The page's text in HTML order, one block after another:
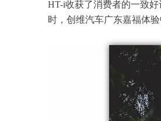
HT-i收获了消费者的一致
时，创维汽车广东嘉福体